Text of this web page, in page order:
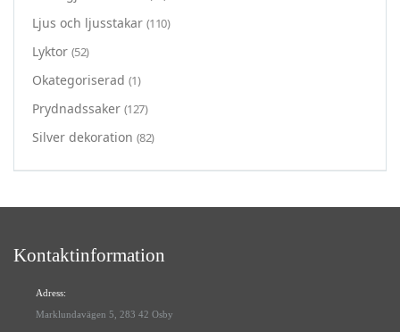
Ljus och ljusstakar (110)
Lyktor (52)
Okategoriserad (1)
Prydnadssaker (127)
Silver dekoration (82)
Kontaktinformation
Adress:
Marklundavägen 5, 283 42 Osby